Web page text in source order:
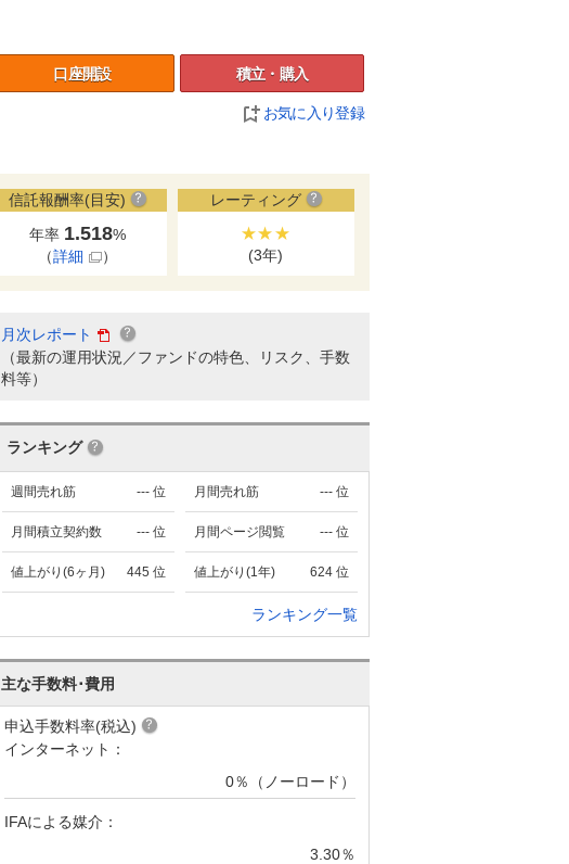
口座開設 積立・購入
お気に入り登録
信託報酬率(目安)
年率 1.518%
（詳細 ）
レーティング
★★★
(3年)
月次レポート
（最新の運用状況／ファンドの特色、リスク、手数
料等）
ランキング
--- 位
週間売れ筋 --- 位
月間売れ筋
--- 位
月間積立契約数 --- 位
月間ページ閲覧
445 位
値上がり(6ヶ月) 624 位
値上がり(1年)
ランキング一覧
主な手数料･費用
申込手数料率(税込)
インターネット：
0％（ノーロード）
IFAによる媒介：
3.30％